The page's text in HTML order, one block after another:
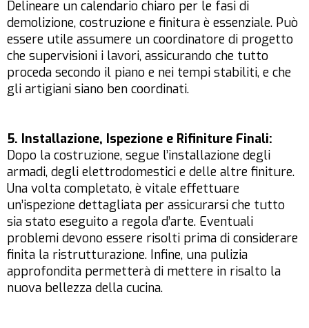
Delineare un calendario chiaro per le fasi di
demolizione, costruzione e finitura è essenziale. Può
essere utile assumere un coordinatore di progetto
che supervisioni i lavori, assicurando che tutto
proceda secondo il piano e nei tempi stabiliti, e che
gli artigiani siano ben coordinati.
5. Installazione, Ispezione e Rifiniture Finali:
Dopo la costruzione, segue l’installazione degli
armadi, degli elettrodomestici e delle altre finiture.
Una volta completato, è vitale effettuare
un’ispezione dettagliata per assicurarsi che tutto
sia stato eseguito a regola d’arte. Eventuali
problemi devono essere risolti prima di considerare
finita la ristrutturazione. Infine, una pulizia
approfondita permetterà di mettere in risalto la
nuova bellezza della cucina.